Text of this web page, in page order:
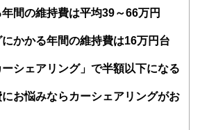
「お金や暮らし」に関する書籍・雑誌の編集経
れ、企画立案から記事掲載まですべての工程に
、宅地建物取引士、相続診断士、住宅ローンア
間の維持費は平均39～66万円
かかる年間の維持費は16万円台
シェアリング」で半額以下になる
お悩みならカーシェアリングがお